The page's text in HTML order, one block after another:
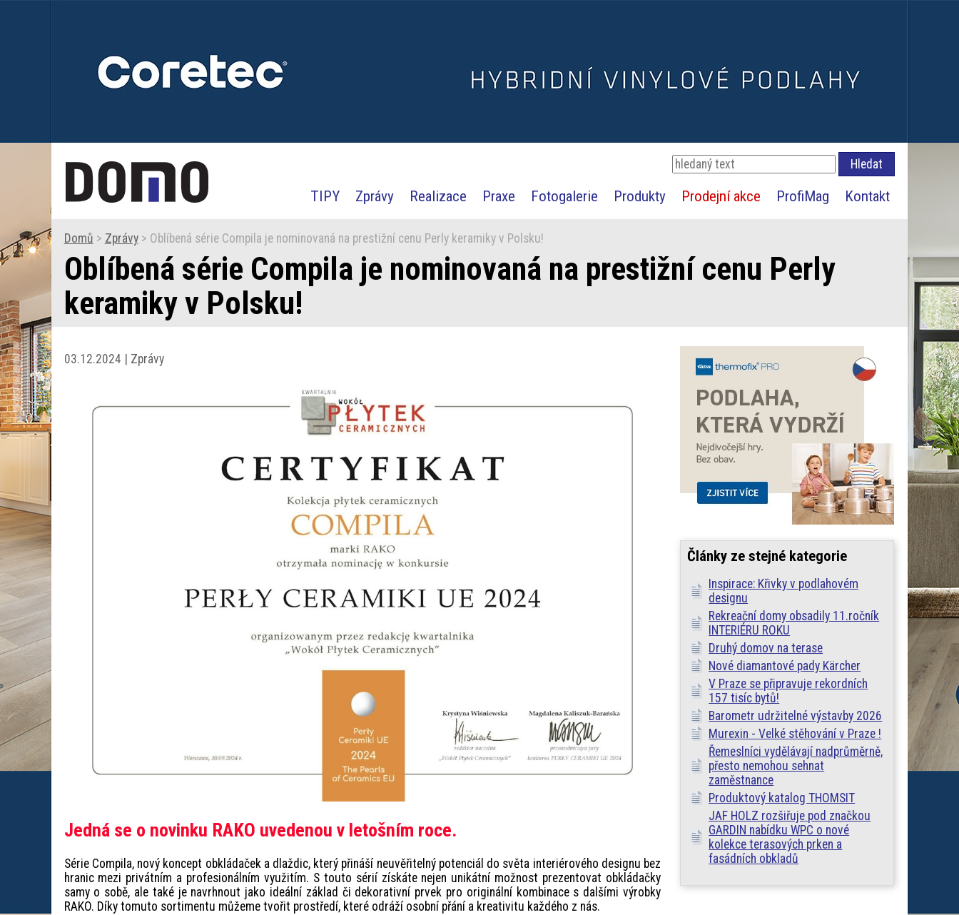
TIPY Zprávy Realizace Praxe Fotogalerie Produkty Prodejní akce ProfiMag Kontakt
Domů > Zprávy> Oblíbená série Compila je nominovaná na prestižní cenu Perly keramiky v Polsku!
Oblíbená série Compila je nominovaná na prestižní cenu Perly
keramiky v Polsku!
Články ze stejné kategorie
Inspirace: Křivky v podlahovém
designu
Rekreační domy obsadily 11.ročník
INTERIÉRU ROKU
Druhý domov na terase
Nové diamantové pady Kärcher
V Praze se připravuje rekordních
157 tisíc bytů!
Barometr udržitelné výstavby 2026
Murexin - Velké stěhování v Praze !
Řemeslníci vydělávají nadprůměrně,
přesto nemohou sehnat
zaměstnance
Produktový katalog THOMSIT
JAF HOLZ rozšiřuje pod značkou
GARDIN nabídku WPC o nové
kolekce terasových prken a
fasádních obkladů
03.12.2024 | Zprávy
Jedná se o novinku RAKO uvedenou v letošním roce.
Série Compila, nový koncept obkládaček a dlaždic, který přináší neuvěřitelný potenciál do světa interiérového designu bez
hranic mezi privátním a profesionálním využitím. S touto sérií získáte nejen unikátní možnost prezentovat obkládačky
samy o sobě, ale také je navrhnout jako ideální základ či dekorativní prvek pro originální kombinace s dalšími výrobky
RAKO. Díky tomuto sortimentu můžeme tvořit prostředí, které odráží osobní přání a kreativitu každého z nás.